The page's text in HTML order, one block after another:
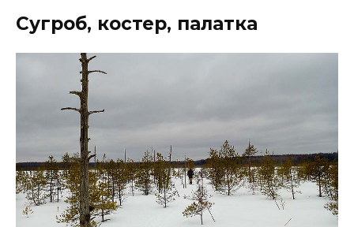
Сугроб, костер, палатка